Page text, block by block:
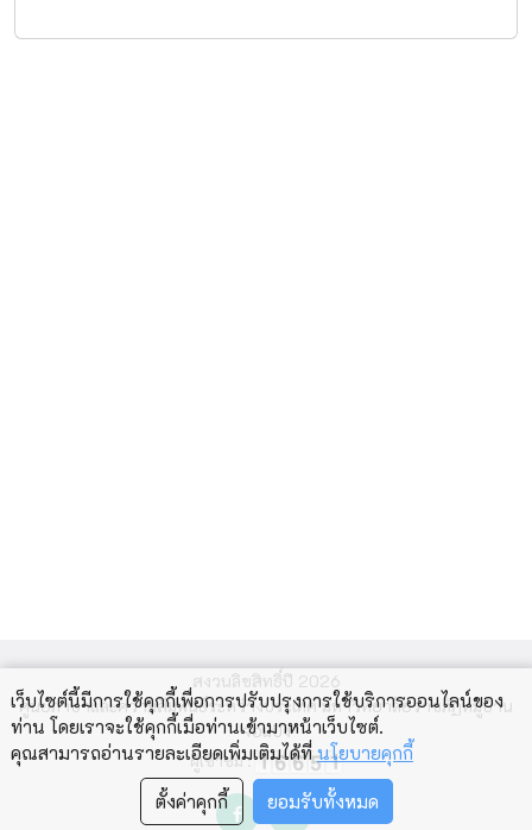
สงวนลิขสิทธิ์ปี 2026
ศูนย์ภาษาและความสัมพันธ์ระหว่างประเทศ มหาวิทยาลัยราชภัฏหมู่บ้าน
จอมบึง
ผู้เข้าชม :
เว็บไซต์นี้มีการใช้คุกกี้เพื่อการปรับปรุงการใช้บริการออนไลน์ของ
ท่าน โดยเราจะใช้คุกกี้เมื่อท่านเข้ามาหน้าเว็บไซต์.
คุณสามารถอ่านรายละเอียดเพิ่มเติมได้ที่ นโยบายคุกกี้
ตั้งค่าคุกกี้ ยอมรับทั้งหมด